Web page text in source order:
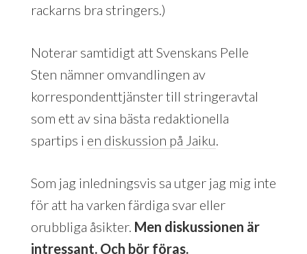
rackarns bra stringers.)
Noterar samtidigt att Svenskans Pelle
Sten nämner omvandlingen av
korrespondenttjänster till stringeravtal
som ett av sina bästa redaktionella
spartips i en diskussion på Jaiku
Som jag inledningsvis sa utger jag mig inte
för att ha varken färdiga svar eller
orubbliga åsikter. Men diskussionen är
intressant. Och bör föras.